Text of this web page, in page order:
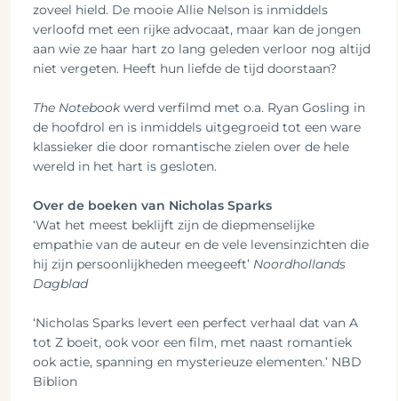
zoveel hield. De mooie Allie Nelson is inmiddels
verloofd met een rijke advocaat, maar kan de jongen
aan wie ze haar hart zo lang geleden verloor nog altijd
niet vergeten. Heeft hun liefde de tijd doorstaan?
The Notebookwerd verfilmd met o.a. Ryan Gosling in
de hoofdrol en is inmiddels uitgegroeid tot een ware
klassieker die door romantische zielen over de hele
wereld in het hart is gesloten.
Over de boeken van Nicholas Sparks
‘Wat het meest beklijft zijn de diepmenselijke
empathie van de auteur en de vele levensinzichten die
hij zijn persoonlijkheden meegeeft’ Noordhollands
Dagblad
‘Nicholas Sparks levert een perfect verhaal dat van A
tot Z boeit, ook voor een film, met naast romantiek
ook actie, spanning en mysterieuze elementen.’ NBD
Biblion